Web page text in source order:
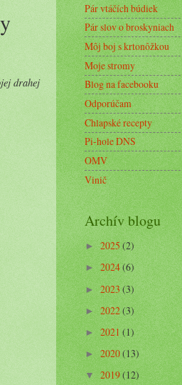
drahej
Pár vtáčích búdiek
Pár slov o broskyniach
Môj boj s krtonôžkou
Moje stromy
Blog na facebooku
Odporúčam
Chlapské recepty
Pi-hole DNS
OMV
Vinič
Archív blogu
►2025(2)
►2024(6)
►2023(3)
►2022(3)
►2021(1)
► 2020(13)
▼2019(12)